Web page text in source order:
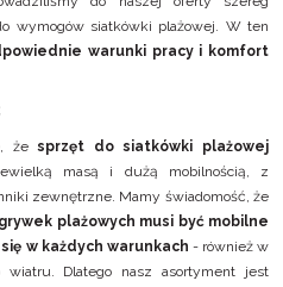
wymogów siatkówki plażowej. W ten
warunki pracy i komfort
żesprzęt do siatkówki plażowej
masą i dużą mobilnością, z
zewnętrzne. Mamy świadomość, że
plażowych musi być mobilne
w każdych warunkach - również w
Dlatego nasz asortyment jest